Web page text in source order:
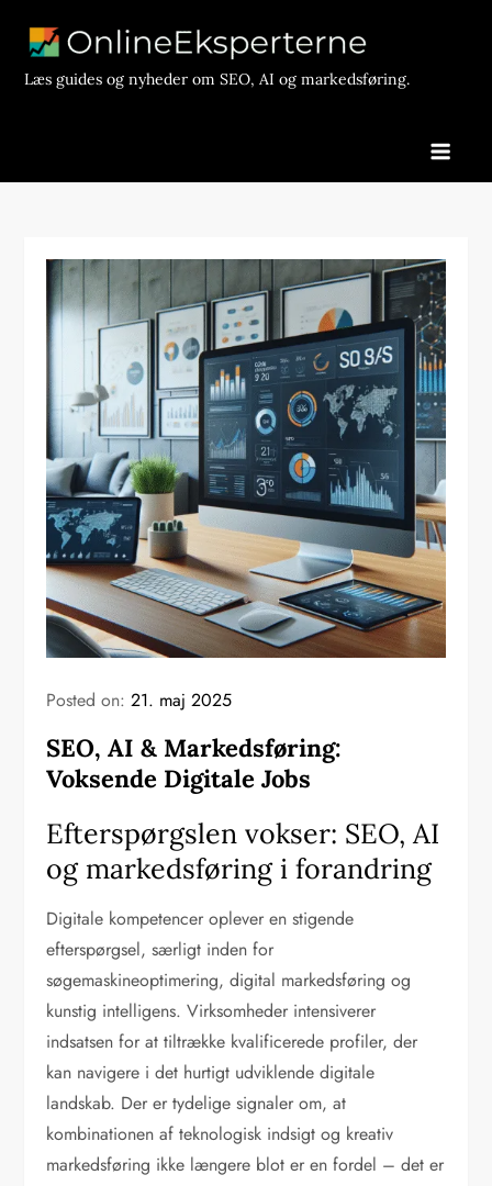
contentLæs guides og nyheder om SEO, AI og markedsføring.
Posted on:21. maj 2025
SEO, AI & Markedsføring:
Voksende Digitale Jobs
Efterspørgslen vokser: SEO, AI
og markedsføring i forandring
Digitale kompetencer oplever en stigende
efterspørgsel, særligt inden for
søgemaskineoptimering, digital markedsføring og
kunstig intelligens. Virksomheder intensiverer
indsatsen for at tiltrække kvalificerede profiler, der
kan navigere i det hurtigt udviklende digitale
landskab. Der er tydelige signaler om, at
kombinationen af teknologisk indsigt og kreativ
markedsføring ikke længere blot er en fordel – det er